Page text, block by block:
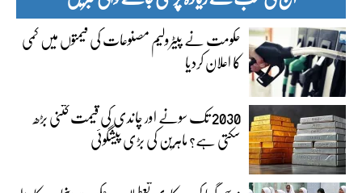
حکومت نے پیٹرولیم مصنوعات کی قیمتوں میں کمی
کا اعلان کردیا
2030 تک سونے اور چاندی کی قیمت کتنی بڑھ
سکتی ہے؟ ماہرین کی بڑی پیشگوئی